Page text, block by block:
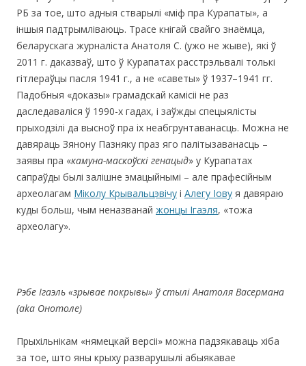
РБ за тое, што адныя стварылі «міф пра Курапаты», а
іншыя падтрымліваюць. Трасе кнігай свайго знаёмца,
беларускага журналіста Анатоля С. (ужо не жыве), які ў
2011 г. даказваў, што ў Курапатах расстрэльвалі толькі
гітлераўцы пасля 1941 г., а не «саветы» ў 1937–1941 гг.
Падобныя «доказы» грамадскай камісіі не раз
даследаваліся ў 1990-х гадах, і заўжды спецыялісты
прыходзілі да высноў пра іх неабгрунтаванасць. Можна не
давяраць Зянону Пазняку праз яго палітызаванасць –
заявы пра «камуна-маскоўскі генацыд» у Курапатах
сапраўды былі залішне эмацыйнымі – але прафесійным
археолагам Міколу Крывальцэвічу і Алегу Іову я давяраю
куды больш, чым неназванай жонцы Ігаэля, «тожа
археолагу».
Рэбе Ігаэль «зрывае покрывы» ў стылі Анатоля Васермана
(aka Онотоле)
Прыхільнікам «нямецкай версіі» можна падзякаваць хіба
за тое, што яны крыху разварушылі абыякавае